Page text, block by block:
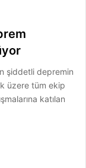
şiddetli depremin
üzere tüm ekip
katılan